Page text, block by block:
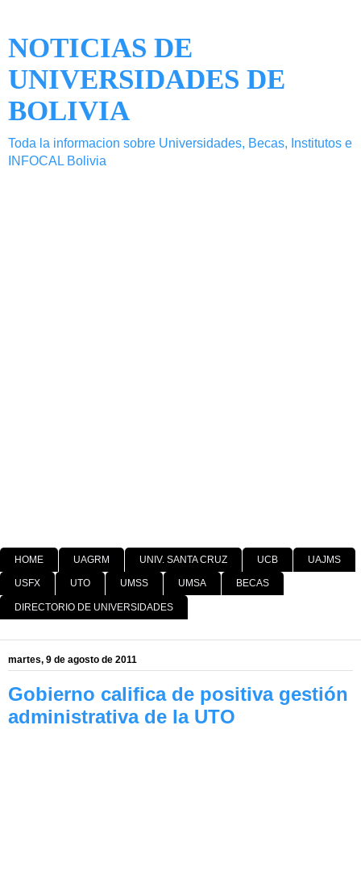
NOTICIAS DE
UNIVERSIDADES DE
BOLIVIA
Toda la informacion sobre Universidades, Becas, Institutos e
INFOCAL Bolivia
HOME UAGRM UNIV. SANTA CRUZ UCB UAJMS
USFX UTO UMSS UMSA BECAS
DIRECTORIO DE UNIVERSIDADES
martes, 9 de agosto de 2011
Gobierno califica de positiva gestión
administrativa de la UTO